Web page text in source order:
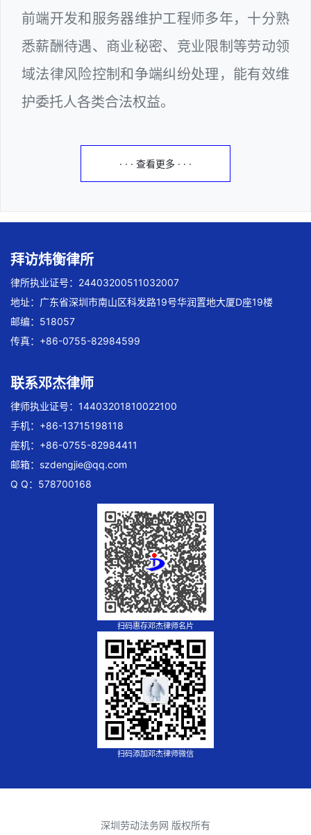
前端开发和服务器维护工程师多年，十分熟
悉薪酬待遇、商业秘密、竞业限制等劳动领
域法律风险控制和争端纠纷处理，能有效维
护委托人各类合法权益。
· · · 查看更多 · · ·
拜访炜衡律所
律所执业证号：24403200511032007
地址：广东省深圳市南山区科发路19号华润置地大厦D座19楼
邮编：518057
传真：+86-0755-82984599
联系邓杰律师
律师执业证号：14403201810022100
手机：+86-13715198118
座机：+86-0755-82984411
邮箱： szdengjie@qq.com
Q Q：578700168
扫码惠存邓杰律师名片
扫码添加邓杰律师微信
深圳劳动法务网 版权所有